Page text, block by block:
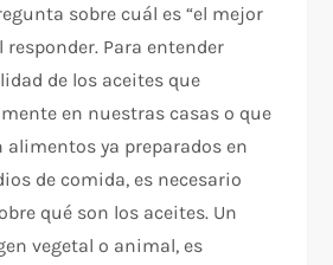
sobre cuál es “el mejor
responder. Para entender
de los aceites que
en nuestras casas o que
ya preparados en
de comida, es necesario
qué son los aceites. Un
vegetal o animal, es